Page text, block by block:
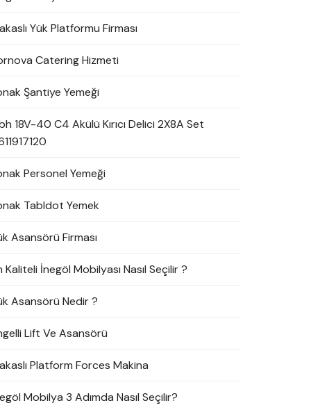
Yük Platformu Firması
Catering Hizmeti
Şantiye Yemeği
18V-40 C4 Akülü Kırıcı Delici 2X8A Set
Personel Yemeği
Tabldot Yemek
Asansörü Firması
Kaliteli İnegöl Mobilyası Nasıl Seçilir ?
Asansörü Nedir ?
Lift Ve Asansörü
Platform Forces Makina
Mobilya 3 Adımda Nasıl Seçilir?